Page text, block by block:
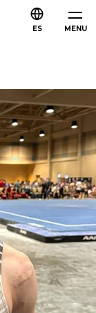
MENU
ES